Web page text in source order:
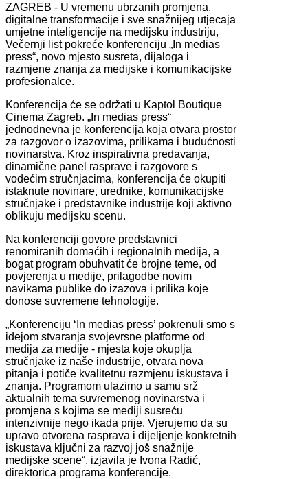
ZAGREB - U vremenu ubrzanih promjena,
digitalne transformacije i sve snažnijeg utjecaja
umjetne inteligencije na medijsku industriju,
Večernji list pokreće konferenciju „In medias
press“, novo mjesto susreta, dijaloga i
razmjene znanja za medijske i komunikacijske
profesionalce.
Konferencija će se održati u Kaptol Boutique
Cinema Zagreb. „In medias press“
jednodnevna je konferencija koja otvara prostor
za razgovor o izazovima, prilikama i budućnosti
novinarstva. Kroz inspirativna predavanja,
dinamične panel rasprave i razgovore s
vodećim stručnjacima, konferencija će okupiti
istaknute novinare, urednike, komunikacijske
stručnjake i predstavnike industrije koji aktivno
oblikuju medijsku scenu.
Na konferenciji govore predstavnici
renomiranih domaćih i regionalnih medija, a
bogat program obuhvatit će brojne teme, od
povjerenja u medije, prilagodbe novim
navikama publike do izazova i prilika koje
donose suvremene tehnologije.
„Konferenciju ‘In medias press’ pokrenuli smo s
idejom stvaranja svojevrsne platforme od
medija za medije - mjesta koje okuplja
stručnjake iz naše industrije, otvara nova
pitanja i potiče kvalitetnu razmjenu iskustava i
znanja. Programom ulazimo u samu srž
aktualnih tema suvremenog novinarstva i
promjena s kojima se mediji susreću
intenzivnije nego ikada prije. Vjerujemo da su
upravo otvorena rasprava i dijeljenje konkretnih
iskustava ključni za razvoj još snažnije
medijske scene“, izjavila je Ivona Radić,
direktorica programa konferencije.